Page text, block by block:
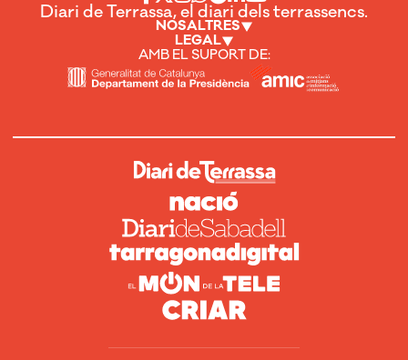
Diari de Terrassa, el diari dels terrassencs.
NOSALTRES
LEGAL
AMB EL SUPORT DE: